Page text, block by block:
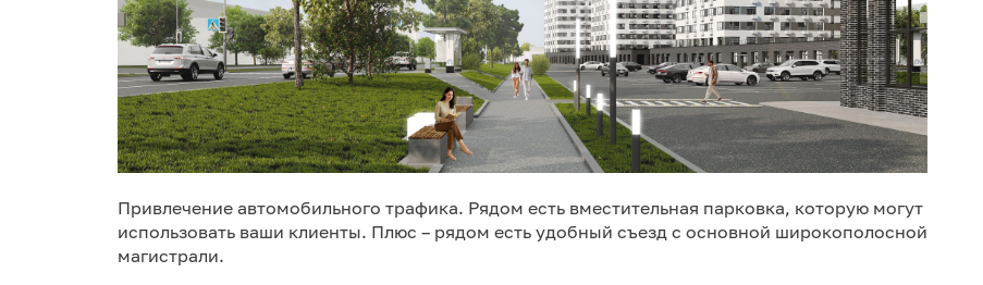
Привлечение автомобильного трафика. Рядом есть вместительная парковка, которую могут
использовать ваши клиенты. Плюс – рядом есть удобный съезд с основной широкополосной
магистрали.